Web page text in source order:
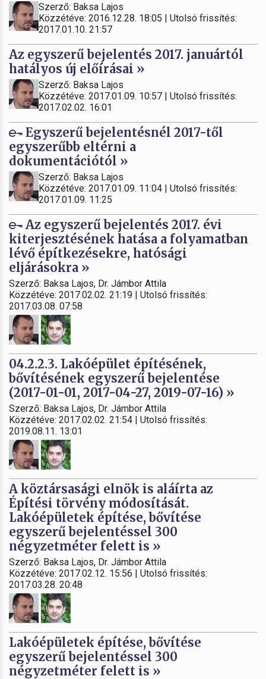
Szerző: Baksa Lajos
Közzétéve: 2016.12.28. 18:05 | Utolsó frissítés:
2017.01.10. 21:57
Az egyszerű bejelentés 2017. januártól
hatályos új előírásai »
Szerző: Baksa Lajos
Közzétéve: 2017.01.09. 10:57 | Utolsó frissítés:
2017.02.02. 16:01
Egyszerű bejelentésnél 2017-től
egyszerűbb eltérni a
dokumentációtól »
Szerző: Baksa Lajos
Közzétéve: 2017.01.09. 11:04 | Utolsó frissítés:
2017.01.09. 11:25
Az egyszerű bejelentés 2017. évi
kiterjesztésének hatása a folyamatban
lévő építkezésekre, hatósági
eljárásokra »
Szerző: Baksa Lajos, Dr. Jámbor Attila
Közzétéve: 2017.02.02. 21:19 | Utolsó frissítés:
2017.03.08. 07:58
04.2.2.3. Lakóépület építésének,
bővítésének egyszerű bejelentése
(2017-01-01, 2017-04-27, 2019-07-16) »
Szerző: Baksa Lajos, Dr. Jámbor Attila
Közzétéve: 2017.02.02. 21:54 | Utolsó frissítés:
2019.08.11. 13:01
A köztársasági elnök is aláírta az
Építési törvény módosítását.
Lakóépületek építése, bővítése
egyszerű bejelentéssel 300
négyzetméter felett is »
Szerző: Baksa Lajos, Dr. Jámbor Attila
Közzétéve: 2017.02.12. 15:56 | Utolsó frissítés:
2017.03.28. 20:48
Lakóépületek építése, bővítése
egyszerű bejelentéssel 300
négyzetméter felett is »